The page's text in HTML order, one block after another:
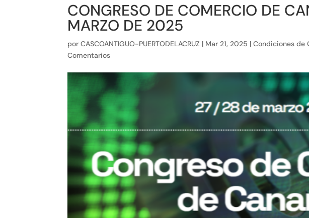
CONGRESO DE COMERCIO DE
MARZO DE 2025
porCASCOANTIGUO-PUERTODELACRUZ | Mar 21, 2025 |Condiciones de
Comentarios